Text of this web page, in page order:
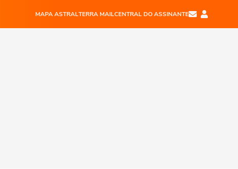
MAPA ASTRALTERRA MAILCENTRAL DO ASSINANTE